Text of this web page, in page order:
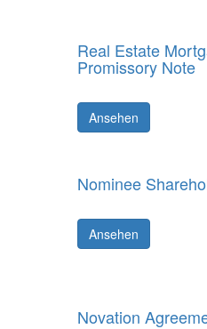
Real Estate
Promissory Note
Ansehen
Nominee
Ansehen
Novation